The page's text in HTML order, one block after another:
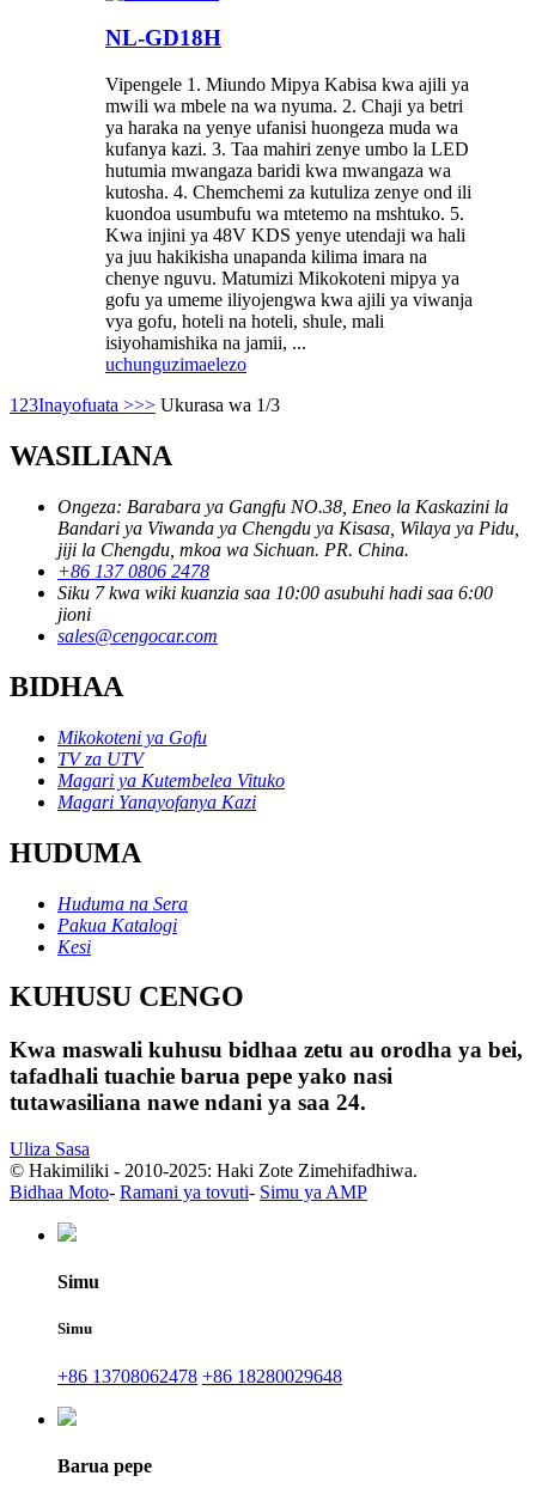
NL-GD18H
Vipengele 1. Miundo Mipya Kabisa kwa ajili ya
mwili wa mbele na wa nyuma. 2. Chaji ya betri
ya haraka na yenye ufanisi huongeza muda wa
kufanya kazi. 3. Taa mahiri zenye umbo la LED
hutumia mwangaza baridi kwa mwangaza wa
kutosha. 4. Chemchemi za kutuliza zenye ond ili
kuondoa usumbufu wa mtetemo na mshtuko. 5.
Kwa injini ya 48V KDS yenye utendaji wa hali
ya juu hakikisha unapanda kilima imara na
chenye nguvu. Matumizi Mikokoteni mipya ya
gofu ya umeme iliyojengwa kwa ajili ya viwanja
vya gofu, hoteli na hoteli, shule, mali
isiyohamishika na jamii, ...
uchunguzimaelezo
1 23Inayofuata >>> Ukurasa wa 1/3
WASILIANA
Ongeza: Barabara ya Gangfu NO.38, Eneo la Kaskazini la
Bandari ya Viwanda ya Chengdu ya Kisasa, Wilaya ya Pidu,
jiji la Chengdu, mkoa wa Sichuan. PR. China.
+86 137 0806 2478
Siku 7 kwa wiki kuanzia saa 10:00 asubuhi hadi saa 6:00
jioni
sales@cengocar.com
BIDHAA
Mikokoteni ya Gofu
TV za UTV
Magari ya Kutembelea Vituko
Magari Yanayofanya Kazi
HUDUMA
Huduma na Sera
Pakua Katalogi
Kesi
KUHUSU CENGO
Kwa maswali kuhusu bidhaa zetu au orodha ya bei,
tafadhali tuachie barua pepe yako nasi
tutawasiliana nawe ndani ya saa 24.
Uliza Sasa
© Hakimiliki - 2010-2025: Haki Zote Zimehifadhiwa.
Bidhaa Moto- Ramani ya tovuti- Simu ya AMP
Simu
Simu
+86 13708062478 +86 18280029648
Barua pepe